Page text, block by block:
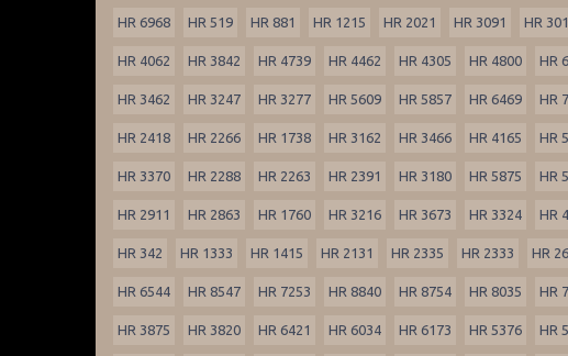
HR 6968 HR 519 HR 881 HR 1215 HR 2021 HR 3091 HR
HR 4062 HR 3842 HR 4739 HR 4462 HR 4305 HR 4800 HR
HR 3462 HR 3247 HR 3277 HR 5609 HR 5857 HR 6469 HR
HR 2418 HR 2266 HR 1738 HR 3162 HR 3466 HR 4165 HR
HR 3370 HR 2288 HR 2263 HR 2391 HR 3180 HR 5875 HR
HR 2911 HR 2863 HR 1760 HR 3216 HR 3673 HR 3324 HR
HR 342 HR 1333 HR 1415 HR 2131 HR 2335 HR 2333 HR
HR 6544 HR 8547 HR 7253 HR 8840 HR 8754 HR 8035 HR
HR 3875 HR 3820 HR 6421 HR 6034 HR 6173 HR 5376 HR